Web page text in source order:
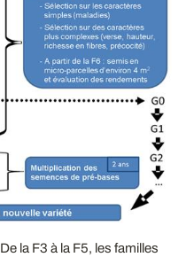
la F3 à la F5, les familles